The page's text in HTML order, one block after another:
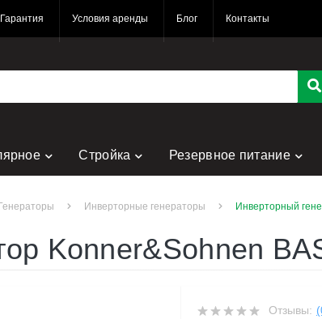
Гарантия Условия аренды Блог Контакты
Стройка Резервное питание
Инверторные генераторы Инверторный
Konner&Sohnen
Отзывы: